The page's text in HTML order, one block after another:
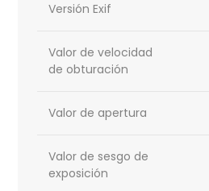
Versión Exif
Valor de velocidad
de obturación
Valor de apertura
Valor de sesgo de
exposición